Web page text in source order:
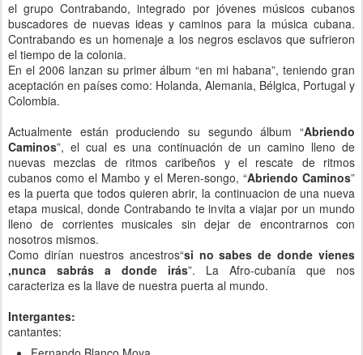
el grupo Contrabando, integrado por jóvenes músicos cubanos
buscadores de nuevas ideas y caminos para la música cubana.
Contrabando es un homenaje a los negros esclavos que sufrieron
el tiempo de la colonia.
En el 2006 lanzan su primer álbum “en mi habana”, teniendo gran
aceptación en países como: Holanda, Alemania, Bélgica, Portugal y
Colombia.
Actualmente están produciendo su segundo álbum “Abriendo
Caminos”, el cual es una continuación de un camino lleno de
nuevas mezclas de ritmos caribeños y el rescate de ritmos
cubanos como el Mambo y el Meren-songo, “Abriendo Caminos”
es la puerta que todos quieren abrir, la continuacion de una nueva
etapa musical, donde Contrabando te invita a viajar por un mundo
lleno de corrientes musicales sin dejar de encontrarnos con
nosotros mismos.
Como dirían nuestros ancestros“si no sabes de donde vienes
,nunca sabrás a donde irás”. La Afro-cubanía que nos
caracteriza es la llave de nuestra puerta al mundo.
Intergantes:
cantantes: